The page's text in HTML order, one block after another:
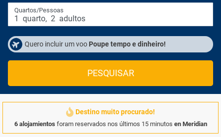
Quartos/Pessoas
1 quarto, 2 adultos
Quero incluir um voo Poupe tempo e dinheiro!
PESQUISAR
Destino muito procurado!
6 alojamientos foram reservados nos últimos 15 minutos en Meridian